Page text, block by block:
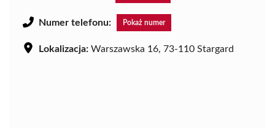
Numer telefonu: Pokaż numer
Lokalizacja: Warszawska 16, 73-110 Stargard